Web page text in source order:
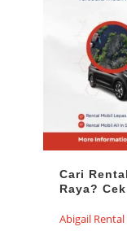
Cari
Raya?
Abigail